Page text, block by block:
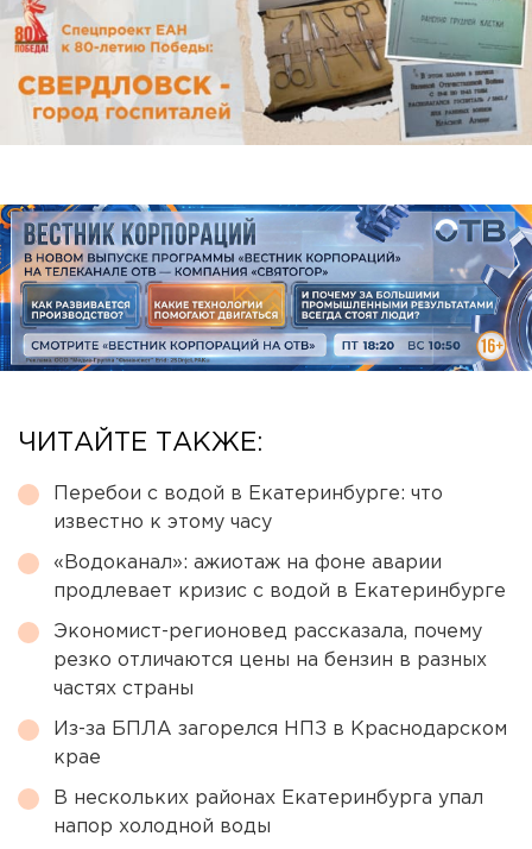
ЧИТАЙТЕ ТАКЖЕ:
Перебои с водой в Екатеринбурге: что
известно к этому часу
«Водоканал»: ажиотаж на фоне аварии
продлевает кризис с водой в Екатеринбурге
Экономист-регионовед рассказала, почему
резко отличаются цены на бензин в разных
частях страны
Из-за БПЛА загорелся НПЗ в Краснодарском
крае
В нескольких районах Екатеринбурга упал
напор холодной воды